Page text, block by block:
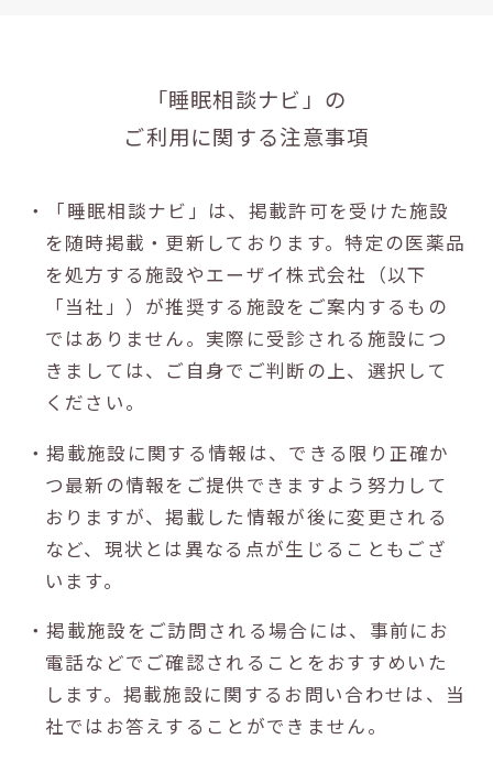
「睡眠相談ナビ」の
ご利用に関する注意事項
・「睡眠相談ナビ」は、掲載許可を受けた施設
を随時掲載・更新しております。特定の医薬品
を処方する施設やエーザイ株式会社（以下
「当社」）が推奨する施設をご案内するもの
ではありません。実際に受診される施設につ
きましては、ご自身でご判断の上、選択して
ください。
・掲載施設に関する情報は、できる限り正確か
つ最新の情報をご提供できますよう努力して
おりますが、掲載した情報が後に変更される
など、現状とは異なる点が生じることもござ
います。
・掲載施設をご訪問される場合には、事前にお
電話などでご確認されることをおすすめいた
します。掲載施設に関するお問い合わせは、当
社ではお答えすることができません。